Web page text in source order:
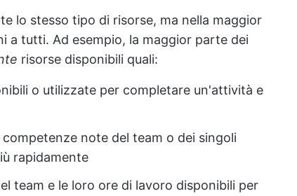
lo stesso tipo di risorse, ma nella maggior
a tutti. Ad esempio, la maggior parte dei
risorse disponibili quali:
o utilizzate per completare un'attività e
competenze note del team o dei singoli
rapidamente
team e le loro ore di lavoro disponibili per